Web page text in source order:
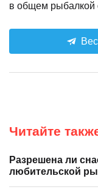
в общем рыбалкой
Читайте
Разрешена ли
любительской